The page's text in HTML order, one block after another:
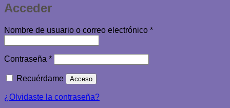
Acceder
Nombre de usuario o correo electrónico *Obligatorio
Contraseña *Obligatorio
Recuérdame Acceso
¿Olvidaste la contraseña?